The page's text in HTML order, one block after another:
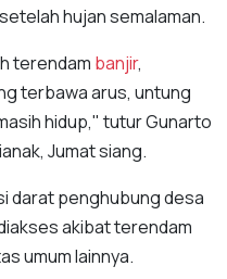
hujan semalaman.
terendam banjir,
terbawa arus, untung
hidup," tutur Gunarto
Jumat siang.
darat penghubung desa
akibat terendam
umum lainnya.